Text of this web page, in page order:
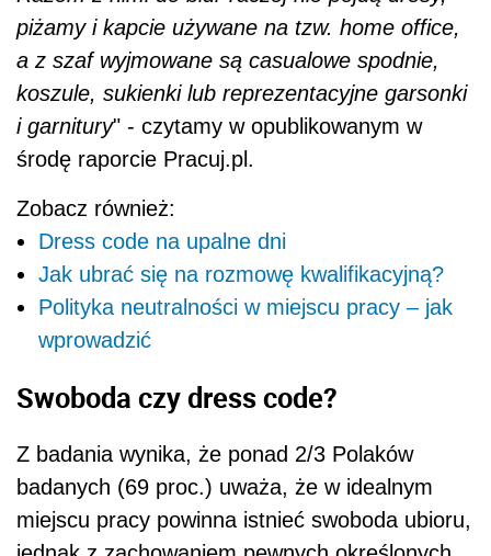
piżamy i kapcie używane na tzw. home office,
a z szaf wyjmowane są casualowe spodnie,
koszule, sukienki lub reprezentacyjne garsonki
i garnitury" - czytamy w opublikowanym w
środę raporcie Pracuj.pl.
Zobacz również:
Dress code na upalne dni
Jak ubrać się na rozmowę kwalifikacyjną?
Polityka neutralności w miejscu pracy – jak
wprowadzić
Swoboda czy dress code?
Z badania wynika, że ponad 2/3 Polaków
badanych (69 proc.) uważa, że w idealnym
miejscu pracy powinna istnieć swoboda ubioru,